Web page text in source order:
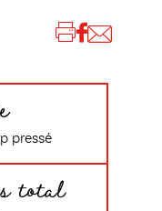
pressé
total